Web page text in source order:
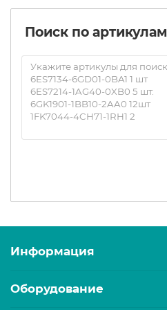
Поиск по артикулам
Информация
Оборудование